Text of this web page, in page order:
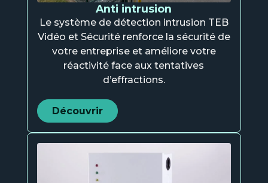
Anti intrusion
Le système de détection intrusion TEB
Vidéo et Sécurité renforce la sécurité de
votre entreprise et améliore votre
réactivité face aux tentatives
d’effractions.
Découvrir